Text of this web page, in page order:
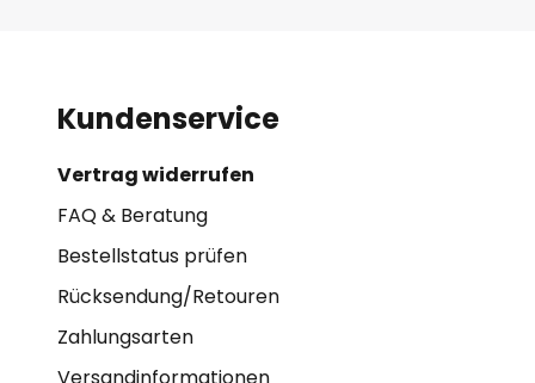
Kundenservice
Vertrag widerrufen
FAQ & Beratung
Bestellstatus prüfen
Rücksendung/Retouren
Zahlungsarten